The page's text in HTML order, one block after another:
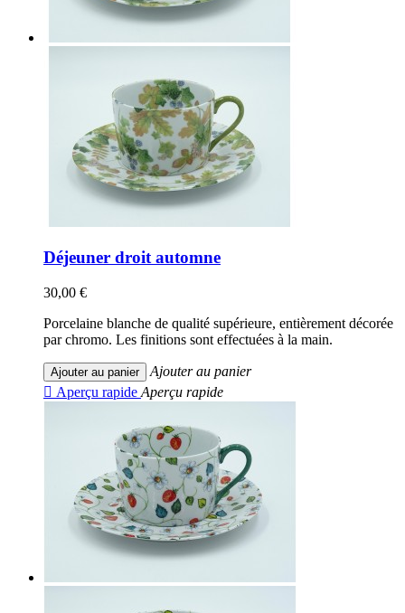
Déjeuner droit automne
30,00 €
Porcelaine blanche de qualité supérieure, entièrement décorée
par chromo. Les finitions sont effectuées à la main.
Ajouter au panier
Ajouter au panier
 Aperçu rapide Aperçu rapide